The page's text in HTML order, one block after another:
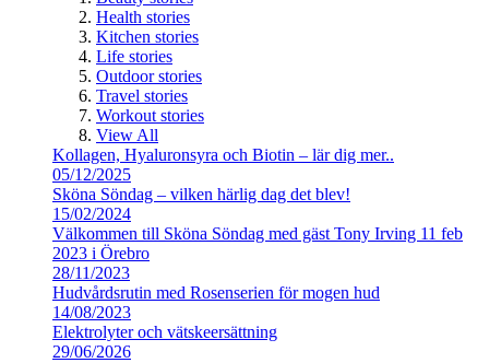
Health stories
Kitchen stories
Life stories
Outdoor stories
Travel stories
Workout stories
View All
Kollagen, Hyaluronsyra och Biotin – lär dig mer..
05/12/2025
Sköna Söndag – vilken härlig dag det blev!
15/02/2024
Välkommen till Sköna Söndag med gäst Tony Irving 11 feb
2023 i Örebro
28/11/2023
Hudvårdsrutin med Rosenserien för mogen hud
14/08/2023
Elektrolyter och vätskeersättning
29/06/2026